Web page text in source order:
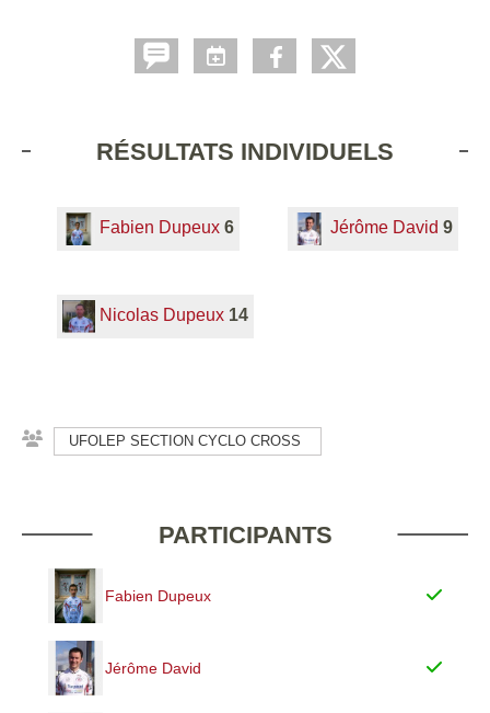
RÉSULTATS INDIVIDUELS
Fabien Dupeux 6 Jérôme David 9
Nicolas Dupeux 14
UFOLEP SECTION CYCLO CROSS
PARTICIPANTS
Fabien Dupeux
Jérôme David